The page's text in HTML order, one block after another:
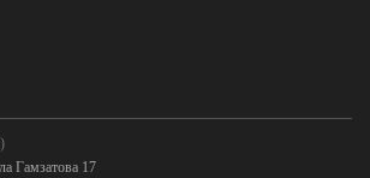
Гамзатова 17